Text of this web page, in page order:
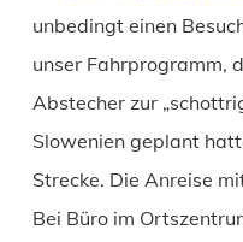
unbedingt einen
unser Fahrprogramm,
Abstecher zur
Slowenien geplant
Strecke. Die Anreise
Bei Büro im